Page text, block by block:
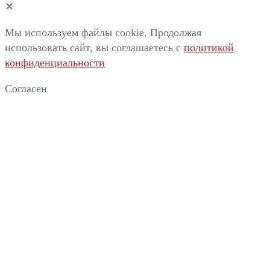
✕
Мы используем файлы cookie. Продолжая
использовать сайт, вы соглашаетесь c политикой
конфиденциальности
Согласен